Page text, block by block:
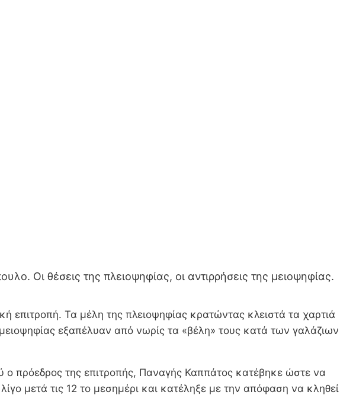
Οι θέσεις της πλειοψηφίας, οι αντιρρήσεις της μειοψηφίας.
επιτροπή. Τα μέλη της πλειοψηφίας κρατώντας κλειστά τα χαρτιά
εξαπέλυαν από νωρίς τα «βέλη» τους κατά των γαλάζιων
πρόεδρος της επιτροπής, Παναγής Καππάτος κατέβηκε ώστε να
μετά τις 12 το μεσημέρι και κατέληξε με την απόφαση να κληθεί